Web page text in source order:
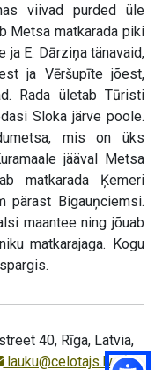
viivad purded üle
Metsa matkarada piki
ja E. Dārziņa tänavaid,
ja Vēršupīte jõest,
Rada ületab Tūristi
Sloka järve poole.
mis on üks
jääval Metsa
matkarada Ķemeri
pärast Bigauņciemsi.
maantee ning jõuab
matkarajaga. Kogu
40, Rīga, Latvia,
lauku@celotajs.lv,